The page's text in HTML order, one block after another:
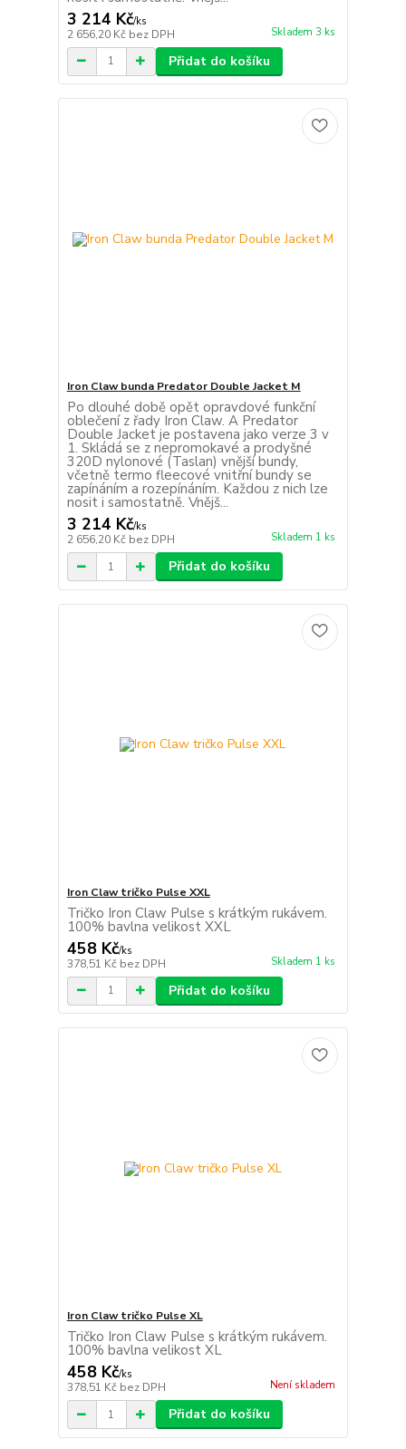
3 214 Kč/ks
2 656,20 Kč bez DPH Skladem 3 ks
Přidat do košíku
Iron Claw bunda Predator Double Jacket M
Po dlouhé době opět opravdové funkční
oblečení z řady Iron Claw. A Predator
Double Jacket je postavena jako verze 3 v
1. Skládá se z nepromokavé a prodyšné
320D nylonové (Taslan) vnější bundy,
včetně termo fleecové vnitřní bundy se
zapínáním a rozepínáním. Každou z nich lze
nosit i samostatně. Vnějš...
3 214 Kč/ks
2 656,20 Kč bez DPH Skladem 1 ks
Přidat do košíku
Iron Claw tričko Pulse XXL
Tričko Iron Claw Pulse s krátkým rukávem.
100% bavlna velikost XXL
458 Kč/ks
378,51 Kč bez DPH Skladem 1 ks
Přidat do košíku
Iron Claw tričko Pulse XL
Tričko Iron Claw Pulse s krátkým rukávem.
100% bavlna velikost XL
458 Kč/ks
378,51 Kč bez DPH Není skladem
Přidat do košíku